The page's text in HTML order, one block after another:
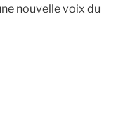
nouvelle voix du